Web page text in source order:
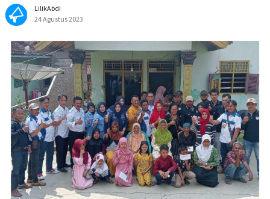
LilikAbdi
24 Agustus 2023